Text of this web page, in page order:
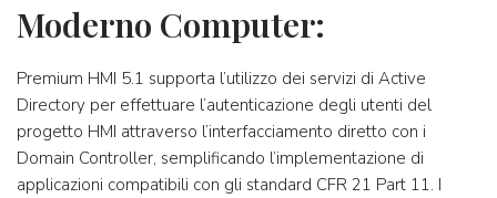
Moderno Computer:
Premium HMI 5.1 supporta l’utilizzo dei servizi di Active
Directory per effettuare l’autenticazione degli utenti del
progetto HMI attraverso l’interfacciamento diretto con i
Domain Controller, semplificando l’implementazione di
applicazioni compatibili con gli standard CFR 21 Part 11. I